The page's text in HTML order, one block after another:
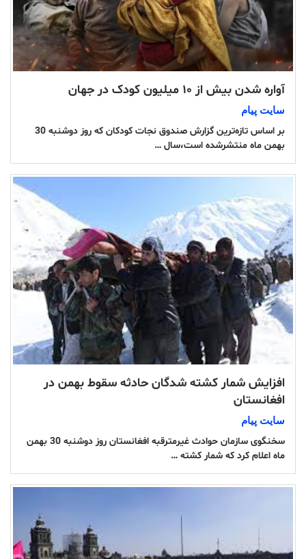
آواره شدن بیش از ۱۰ میلیون کودک در جهان
سایت پیام
بر اساس تازه‌ترین گزارش صندوق نجات کودکان که روز دوشنبه 30
بهمن ماه منتشرشده است،سال …
افزایش شمار کشته شدگان حادثه سقوط بهمن در
افغانستان
سایت پیام
سخنگوی سازمان حوادث غیرمترقبه افغانستان روز دوشنبه 30 بهمن
ماه اعلام کرد که شمار کشته …